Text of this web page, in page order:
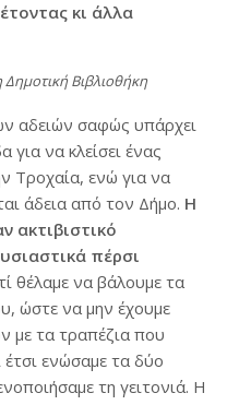
κι άλλα
Δημοτική Βιβλιοθήκη
αδειών σαφώς υπάρχει
για να κλείσει ένας
Τροχαία, ενώ για να
άδεια από τον Δήμο. Η
ακτιβιστικό
πέρσι
θέλαμε να βάλουμε τα
ώστε να μην έχουμε
με τα τραπέζια που
έτσι ενώσαμε τα δύο
τη γειτονιά. Η